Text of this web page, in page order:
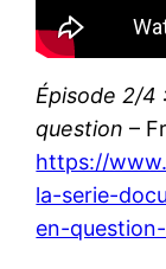
Épisode 2/4
question –
https://
la-serie-
en-